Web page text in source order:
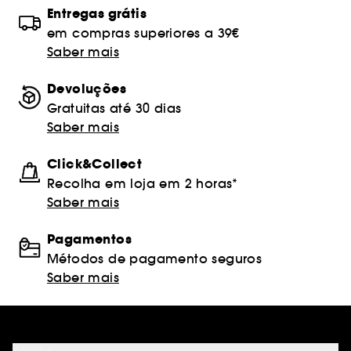
Entregas grátis
em compras superiores a 39€
Saber mais
Devoluções
Gratuitas até 30 dias
Saber mais
Click&Collect
Recolha em loja em 2 horas*
Saber mais
Pagamentos
Métodos de pagamento seguros
Saber mais